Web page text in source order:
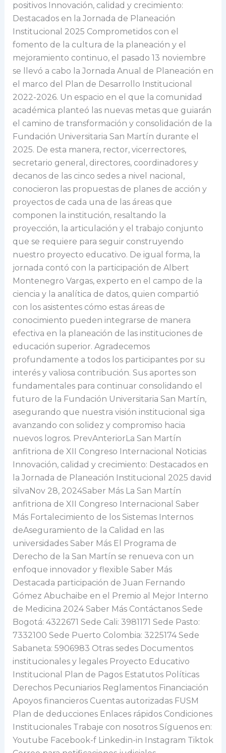
positivos Innovación, calidad y crecimiento:
Destacados en la Jornada de Planeación
Institucional 2025 Comprometidos con el
fomento de la cultura de la planeación y el
mejoramiento continuo, el pasado 13 noviembre
se llevó a cabo la Jornada Anual de Planeación en
el marco del Plan de Desarrollo Institucional
2022-2026. Un espacio en el que la comunidad
académica planteó las nuevas metas que guiarán
el camino de transformación y consolidación de la
Fundación Universitaria San Martín durante el
2025. De esta manera, rector, vicerrectores,
secretario general, directores, coordinadores y
decanos de las cinco sedes a nivel nacional,
conocieron las propuestas de planes de acción y
proyectos de cada una de las áreas que
componen la institución, resaltando la
proyección, la articulación y el trabajo conjunto
que se requiere para seguir construyendo
nuestro proyecto educativo. De igual forma, la
jornada contó con la participación de Albert
Montenegro Vargas, experto en el campo de la
ciencia y la analítica de datos, quien compartió
con los asistentes cómo estas áreas de
conocimiento pueden integrarse de manera
efectiva en la planeación de las instituciones de
educación superior. Agradecemos
profundamente a todos los participantes por su
interés y valiosa contribución. Sus aportes son
fundamentales para continuar consolidando el
futuro de la Fundación Universitaria San Martín,
asegurando que nuestra visión institucional siga
avanzando con solidez y compromiso hacia
nuevos logros. PrevAnteriorLa San Martín
anfitriona de XII Congreso Internacional Noticias
Innovación, calidad y crecimiento: Destacados en
la Jornada de Planeación Institucional 2025 david
silvaNov 28, 2024Saber Más La San Martín
anfitriona de XII Congreso Internacional Saber
Más Fortalecimiento de los Sistemas Internos
deAseguramiento de la Calidad en las
universidades Saber Más El Programa de
Derecho de la San Martín se renueva con un
enfoque innovador y flexible Saber Más
Destacada participación de Juan Fernando
Gómez Abuchaibe en el Premio al Mejor Interno
de Medicina 2024 Saber Más Contáctanos Sede
Bogotá: 4322671 Sede Cali: 3981171 Sede Pasto:
7332100 Sede Puerto Colombia: 3225174 Sede
Sabaneta: 5906983 Otras sedes Documentos
institucionales y legales Proyecto Educativo
Institucional Plan de Pagos Estatutos Políticas
Derechos Pecuniarios Reglamentos Financiación
Apoyos financieros Cuentas autorizadas FUSM
Plan de deducciones Enlaces rápidos Condiciones
Institucionales Trabaje con nosotros Síguenos en:
Youtube Facebook-f Linkedin-in Instagram Tiktok